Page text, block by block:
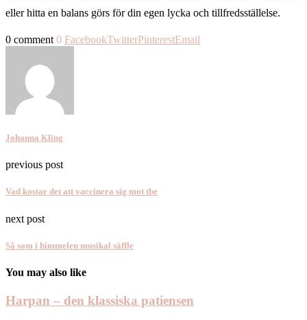
eller hitta en balans görs för din egen lycka och tillfredsställelse.
0 comment 0 FacebookTwitterPinterestEmail
Johanna Kling
previous post
Vad kostar det att vaccinera sig mot tbe
next post
Så som i himmelen musikal säffle
You may also like
Harpan – den klassiska patiensen